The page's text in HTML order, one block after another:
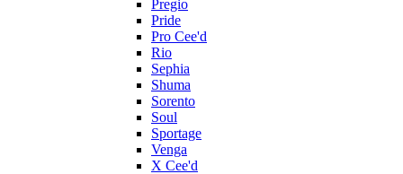
Pregio
Pride
Pro Cee'd
Rio
Sephia
Shuma
Sorento
Soul
Sportage
Venga
X Cee'd